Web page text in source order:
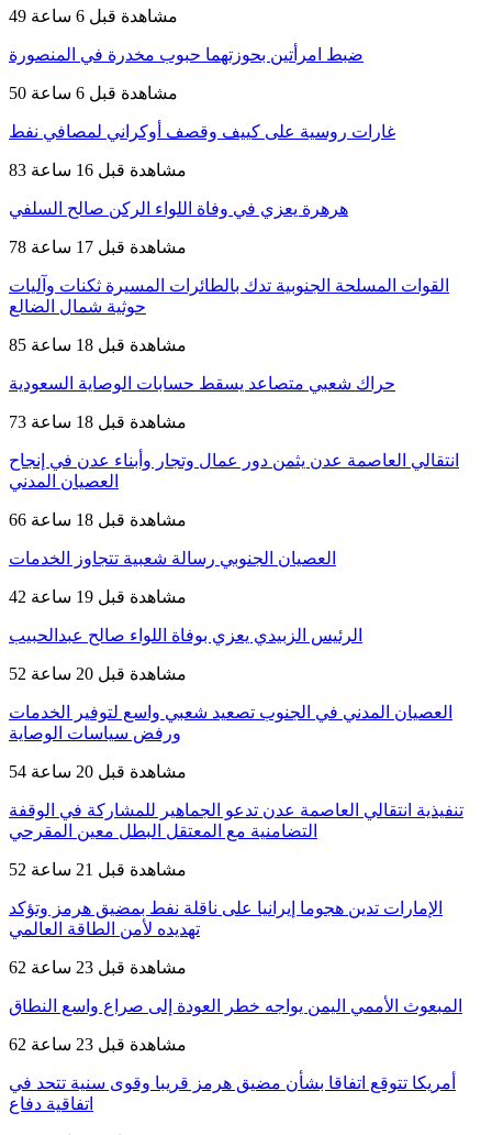
49 مشاهدة قبل 6 ساعة
ضبط امرأتين بحوزتهما حبوب مخدرة في المنصورة
50 مشاهدة قبل 6 ساعة
غارات روسية على كييف وقصف أوكراني لمصافي نفط
83 مشاهدة قبل 16 ساعة
هرهرة يعزي في وفاة اللواء الركن صالح السلفي
78 مشاهدة قبل 17 ساعة
القوات المسلحة الجنوبية تدك بالطائرات المسيرة ثكنات وآليات
حوثية شمال الضالع
85 مشاهدة قبل 18 ساعة
حراك شعبي متصاعد يسقط حسابات الوصاية السعودية
73 مشاهدة قبل 18 ساعة
انتقالي العاصمة عدن يثمن دور عمال وتجار وأبناء عدن في إنجاح
العصيان المدني
66 مشاهدة قبل 18 ساعة
العصيان الجنوبي رسالة شعبية تتجاوز الخدمات
42 مشاهدة قبل 19 ساعة
الرئيس الزبيدي يعزي بوفاة اللواء صالح عبدالحبيب
52 مشاهدة قبل 20 ساعة
العصيان المدني في الجنوب تصعيد شعبي واسع لتوفير الخدمات
ورفض سياسات الوصاية
54 مشاهدة قبل 20 ساعة
تنفيذية انتقالي العاصمة عدن تدعو الجماهير للمشاركة في الوقفة
التضامنية مع المعتقل البطل معين المقرحي
52 مشاهدة قبل 21 ساعة
الإمارات تدين هجوما إيرانيا على ناقلة نفط بمضيق هرمز وتؤكد
تهديده لأمن الطاقة العالمي
62 مشاهدة قبل 23 ساعة
المبعوث الأممي اليمن يواجه خطر العودة إلى صراع واسع النطاق
62 مشاهدة قبل 23 ساعة
أمريكا تتوقع اتفاقا بشأن مضيق هرمز قريبا وقوى سنية تتحد في
اتفاقية دفاع